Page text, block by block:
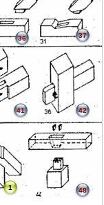
1
36 37
41 42
48